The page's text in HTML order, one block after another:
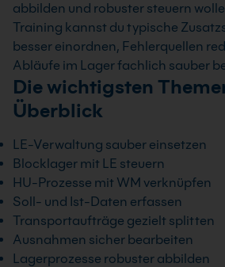
abbilden und robuster steuern
Training kannst du typische
besser einordnen, Fehlerquellen
Abläufe im Lager fachlich sauber
Die wichtigsten
Überblick
LE-Verwaltung sauber einsetzen
Blocklager mit LE steuern
HU-Prozesse mit WM verknüpfen
Soll- und Ist-Daten erfassen
Transportaufträge gezielt splitten
Ausnahmen sicher bearbeiten
Lagerprozesse robuster abbilden